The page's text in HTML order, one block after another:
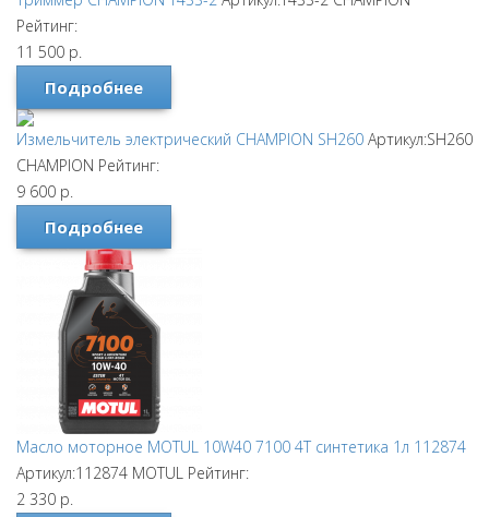
Рейтинг:
11 500 р.
Подробнее
Измельчитель электрический CHAMPION SH260 Артикул:SH260
CHAMPION Рейтинг:
9 600 р.
Подробнее
Масло моторное MOTUL 10W40 7100 4T синтетика 1л 112874
Артикул:112874 MOTUL Рейтинг:
2 330 р.